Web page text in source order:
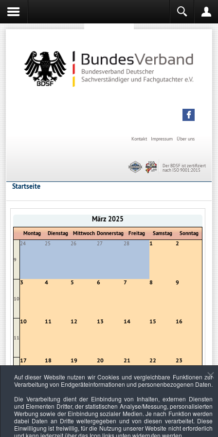
Über uns
Impressum
Kontakt
Der BDSF ist zertifiziert
nach ISO 9001:2015
Startseite
März 2025
Montag Dienstag Mittwoch Donnerstag Freitag Samstag Sonntag
9
24 25 26 27 28 1 2
10
3 4 5 6 7 8 9
11
10 11 12 13 14 15 16
12
17 18 19 20 21 22 23
13
24 25 26 27 28 29 30
Auf dieser Website nutzen wir Cookies und vergleichbare Funktionen zur
Verarbeitung von Endgeräteinformationen und personenbezogenen Daten.
Die Verarbeitung dient der Einbindung von Inhalten, externen Diensten
und Elementen Dritter, der statistischen Analyse/Messung, personalisierten
Werbung sowie der Einbindung sozialer Medien. Je nach Funktion werden
dabei Daten an Dritte weitergegeben und von diesen verarbeitet. Diese
Einwilligung ist freiwillig, für die Nutzung unserer Website nicht erforderlich
und kann jederzeit über das Icon links unten widerrufen werden.